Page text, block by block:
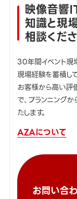
映像音響
知識と現
相談くだ
30年間イベント現
現場経験を蓄積して
お客様から高い評
で、プランニング
たします。
AZAについて
お問い合